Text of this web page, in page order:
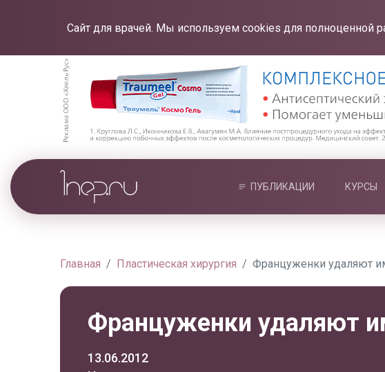
Сайт для врачей. Мы используем cookies для полноценной
ПУБЛИКАЦИИ КУРСЫ
Главная Пластическая хирургия Француженки удаляют
Француженки удаляют
13.06.2012